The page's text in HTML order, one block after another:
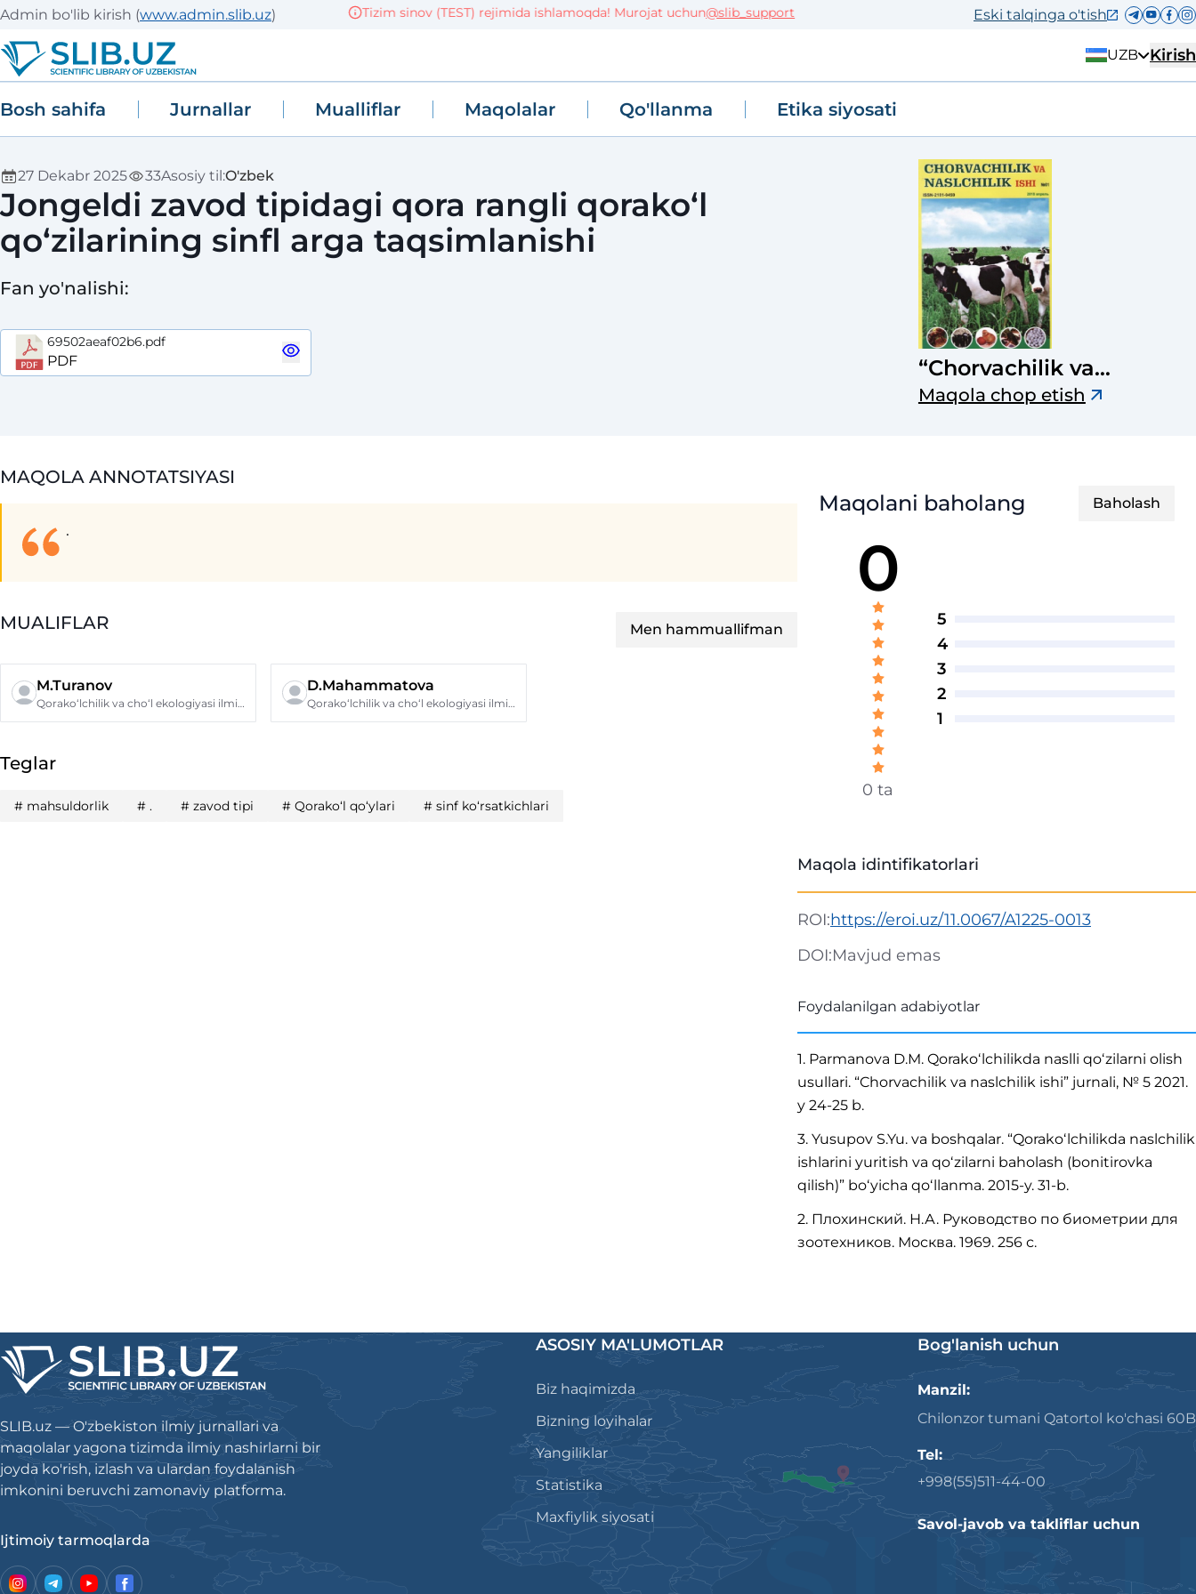
Admin bo'lib kirish (www.admin.slib.uz) Tizim sinov (TEST) rejimida ishlamoqda! Murojat uchun@slib_support Eski talqinga o'tish
UZB Kirish
Bosh sahifa Jurnallar Mualliflar Maqolalar Qo'llanma Etika siyosati
27 Dekabr 2025 33Asosiy til:O'zbek
Jongeldi zavod tipidagi qora rangli qorakoʻl
qoʻzilarining sinfl arga taqsimlanishi
Fan yo'nalishi:
69502aeaf02b6.pdf
PDF
“Chorvachilik va
naslchilik ishi”
Maqola chop etish
MAQOLA ANNOTATSIYASI
.
MUALIFLAR Men hammuallifman
M.Turanov
Qorakoʻlchilik va choʻl ekologiyasi ilmiy-tadqiqot instituti
D.Mahammatova
Qorakoʻlchilik va choʻl ekologiyasi ilmiy-tadqiqot instituti
Teglar
# mahsuldorlik # . # zavod tipi # Qorakoʻl qoʻylari # sinf koʻrsatkichlari
Maqolani baholang Baholash
0
0 ta
5
4
3
2
1
Maqola idintifikatorlari
ROI:https://eroi.uz/11.0067/A1225-0013
DOI:Mavjud emas
Foydalanilgan adabiyotlar
1. Parmanova D.M. Qorakoʻlchilikda naslli qoʻzilarni olish
usullari. “Chorvachilik va naslchilik ishi” jurnali, № 5 2021.
y 24-25 b.
3. Yusupov S.Yu. va boshqalar. “Qorakoʻlchilikda naslchilik
ishlarini yuritish va qoʻzilarni baholash (bonitirovka
qilish)” boʻyicha qoʻllanma. 2015-y. 31-b.
2. Плохинский. Н.А. Руководство по биометрии для
зоотехников. Москва. 1969. 256 с.
SLIB.uz — O'zbekiston ilmiy jurnallari va
maqolalar yagona tizimda ilmiy nashirlarni bir
joyda ko'rish, izlash va ulardan foydalanish
imkonini beruvchi zamonaviy platforma.
Ijtimoiy tarmoqlarda
ASOSIY MA'LUMOTLAR
Biz haqimizda
Bizning loyihalar
Yangiliklar
Statistika
Maxfiylik siyosati
Bog'lanish uchun
Manzil:
Chilonzor tumani Qatortol ko'chasi 60B
Tel:
+998(55)511-44-00
Savol-javob va takliflar uchun